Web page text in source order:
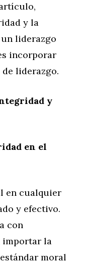
y la
liderazgo
incorporar
liderazgo.
y
en el
en cualquier
y efectivo.
con
importar la
moral